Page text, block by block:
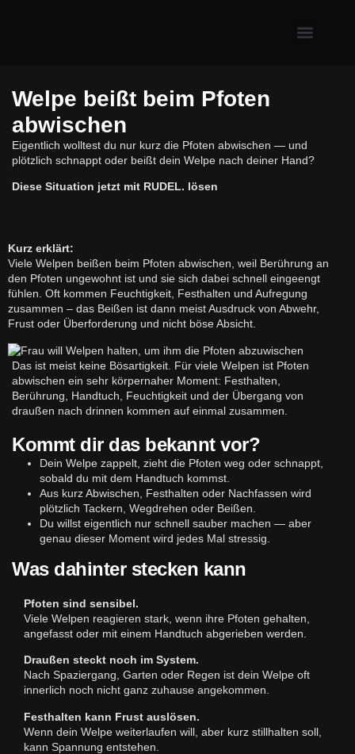
Welpe beißt beim Pfoten
abwischen
Eigentlich wolltest du nur kurz die Pfoten abwischen — und
plötzlich schnappt oder beißt dein Welpe nach deiner Hand?
Diese Situation jetzt mit RUDEL. lösen
Kurz erklärt:
Viele Welpen beißen beim Pfoten abwischen, weil Berührung an
den Pfoten ungewohnt ist und sie sich dabei schnell eingeengt
fühlen. Oft kommen Feuchtigkeit, Festhalten und Aufregung
zusammen – das Beißen ist dann meist Ausdruck von Abwehr,
Frust oder Überforderung und nicht böse Absicht.
Das ist meist keine Bösartigkeit. Für viele Welpen ist Pfoten
abwischen ein sehr körpernaher Moment: Festhalten,
Berührung, Handtuch, Feuchtigkeit und der Übergang von
draußen nach drinnen kommen auf einmal zusammen.
Kommt dir das bekannt vor?
Dein Welpe zappelt, zieht die Pfoten weg oder schnappt,
sobald du mit dem Handtuch kommst.
Aus kurz Abwischen, Festhalten oder Nachfassen wird
plötzlich Tackern, Wegdrehen oder Beißen.
Du willst eigentlich nur schnell sauber machen — aber
genau dieser Moment wird jedes Mal stressig.
Was dahinter stecken kann
Pfoten sind sensibel.
Viele Welpen reagieren stark, wenn ihre Pfoten gehalten,
angefasst oder mit einem Handtuch abgerieben werden.
Draußen steckt noch im System.
Nach Spaziergang, Garten oder Regen ist dein Welpe oft
innerlich noch nicht ganz zuhause angekommen.
Festhalten kann Frust auslösen.
Wenn dein Welpe weiterlaufen will, aber kurz stillhalten soll,
kann Spannung entstehen.